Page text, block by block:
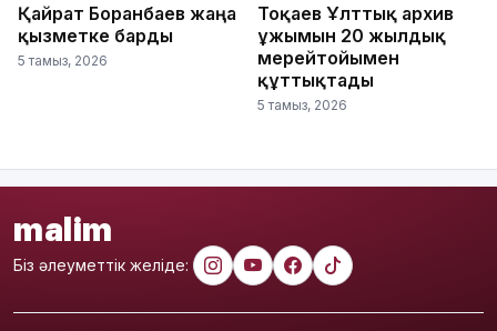
Қайрат Боранбаев жаңа
қызметке барды
5 тамыз, 2026
Тоқаев Ұлттық архив
ұжымын 20 жылдық
мерейтойымен
құттықтады
5 тамыз, 2026
malim
Біз әлеуметтік желіде: